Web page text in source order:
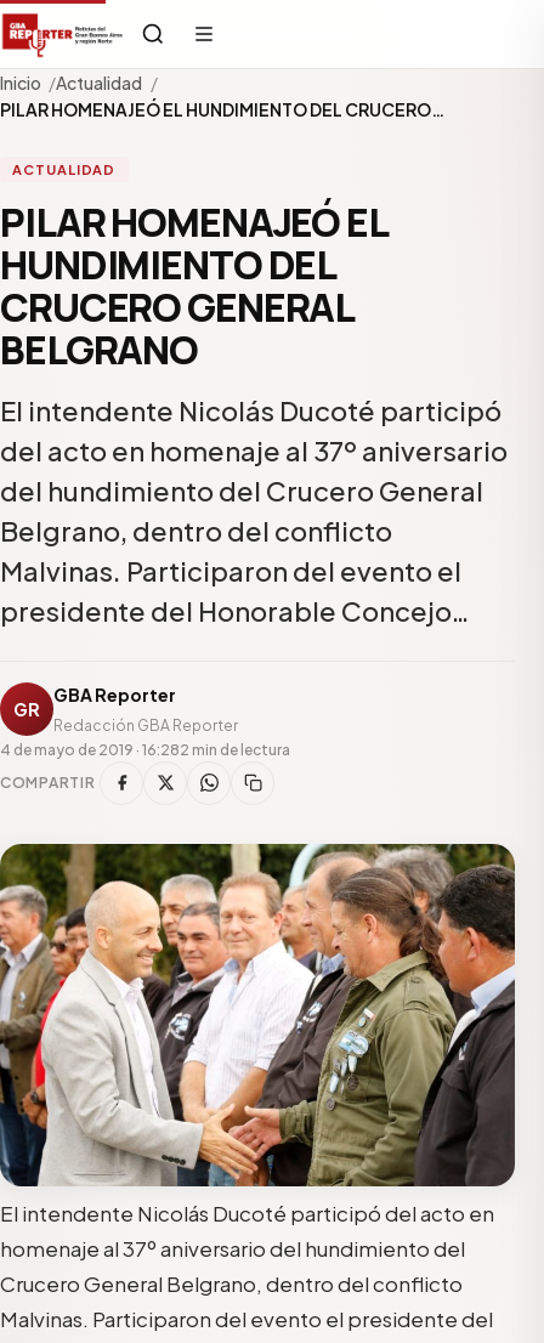
Inicio
Actualidad
PILAR HOMENAJEÓ EL HUNDIMIENTO DEL CRUCERO…
ACTUALIDAD
PILAR HOMENAJEÓ EL
HUNDIMIENTO DEL
CRUCERO GENERAL
BELGRANO
El intendente Nicolás Ducoté participó
del acto en homenaje al 37º aniversario
del hundimiento del Crucero General
Belgrano, dentro del conflicto
Malvinas. Participaron del evento el
presidente del Honorable Concejo…
GR
GBA Reporter
Redacción GBA Reporter
4 de mayo de 2019 · 16:282 min de lectura
COMPARTIR
El intendente Nicolás Ducoté participó del acto en
homenaje al 37º aniversario del hundimiento del
Crucero General Belgrano, dentro del conflicto
Malvinas. Participaron del evento el presidente del